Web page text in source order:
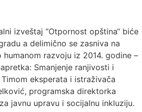
izveštaj “Otpornost opština“ biće
a delimično se zasniva na
razvoju iz 2014. godine –
Smanjenje ranjivosti i
eksperata i istraživača
programska direktorka
javnu upravu i socijalnu inkluziju.